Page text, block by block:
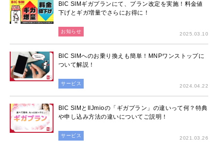
BIC SIMギガプランにて、プラン改定を実施！料金値
下げとギガ増量でさらにお得に！
お知らせ 2025.03.10
BIC SIMへのお乗り換えも簡単！MNPワンストップに
ついて解説！
サービス 2024.04.22
BIC SIMとIIJmioの「ギガプラン」の違いって何？特典
や申し込み方法の違いについてご説明！
サービス 2021.03.26